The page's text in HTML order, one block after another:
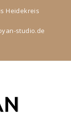
Heidekreis
studio.de